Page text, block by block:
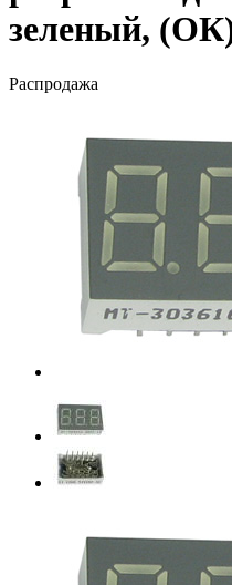
зеленый,
Распродажа